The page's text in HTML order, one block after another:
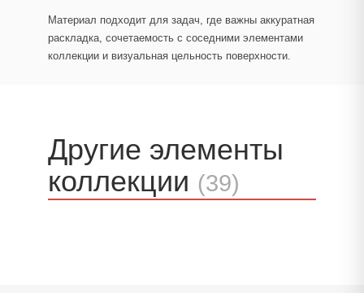
Материал подходит для задач, где важны аккуратная
раскладка, сочетаемость с соседними элементами
коллекции и визуальная цельность поверхности.
Другие элементы
коллекции (39)